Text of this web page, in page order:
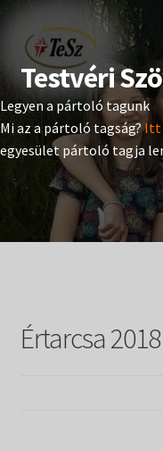
Ugrás
a
navigációhoz
Kilépés
a
tartalomba
Testvéri
Eseménynaptár
Adományozás
Pártoló tag belépés
Kiadványok
Legyen a pártoló tagunk
Mi az a pártoló tagság?Itt
egyesület pártoló tagja
Értarcsa